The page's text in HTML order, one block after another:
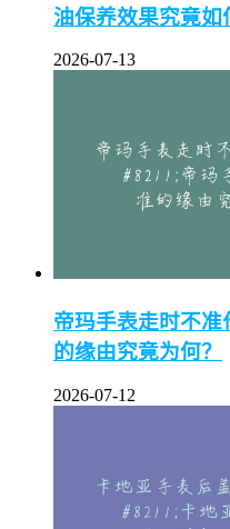
油保养效果究竟如
2026-07-13
帝玛手表走时不
的缘由究竟为何？
2026-07-12